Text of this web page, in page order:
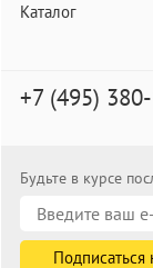
Каталог
+7 (495)
Будьте в курсе